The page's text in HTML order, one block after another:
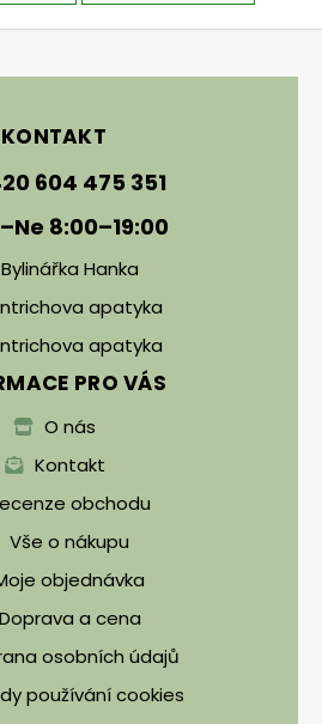
KONTAKT
604 475 351
8:00–19:00
Bylinářka Hanka
apatyka
apatyka
PRO VÁS
O nás
Kontakt
obchodu
Vše o nákupu
objednávka
Doprava a cena
osobních údajů
používání cookies